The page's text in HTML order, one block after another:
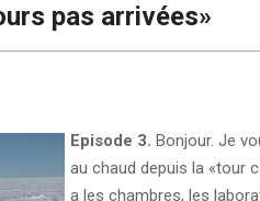
pas arrivées»
Episode 3. Bonjour. Je
au chaud depuis la «tour
a les chambres, les